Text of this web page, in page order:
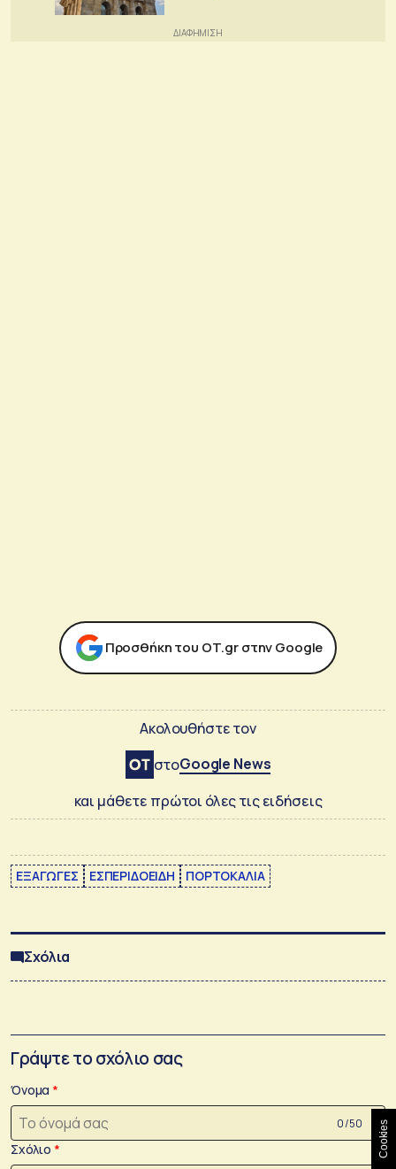
Προσθήκη του ΟΤ.gr στην Google
Ακολουθήστε τον
στοGoogle News
και μάθετε πρώτοι όλες τις ειδήσεις
ΕΞΑΓΩΓΕΣ ΕΣΠΕΡΙΔΟΕΙΔΗ ΠΟΡΤΟΚΑΛΙΑ
Σχόλια
Γράψτε το σχόλιο σας
Όνομα
0 /50
Σχόλιο Cookies